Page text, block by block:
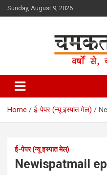
Skip
to
Sunday, August 9, 2026
Home ई-पेपर (न्यू इस्पात मेल)
ई-पेपर (न्यू इस्पात मेल)
Newispatmail